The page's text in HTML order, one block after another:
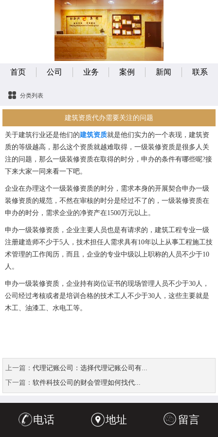
首页 公司 业务 案例 新闻 联系
分类列表
建筑资质代办需要关注的问题
关于建筑行业还是他们的建筑资质就是他们实力的一个表现，建筑资
质的等级越高，那么这个资质就越难取得，一级装修资质是很多人关
注的问题，那么一级装修资质在取得的时分，申办的条件有哪些呢?接
下来大家一同来看一下吧。
企业在办理这个一级装修资质的时分，需求本身的开展契合申办一级
装修资质的规范，不然在审核的时分是经过不了的，一级装修资质在
申办的时分，需求企业的净资产在1500万元以上。
申办一级装修资质，企业主要人员也是有请求的，建筑工程专业一级
注册建造师不少于5人，技术担任人需求具有10年以上从事工程施工技
术管理的工作阅历，而且，企业的专业中级以上职称的人员不少于10
人。
申办一级装修资质，企业持有岗位证书的现场管理人员不少于30人，
公司经过考核或者是培训合格的技术工人不少于30人，这些主要就是
木工、油漆工、水电工等。
上一篇： 代理记账公司：选择代理记账公司有...
下一篇： 软件科技公司的财会管理如何找代...
电话 地址 留言